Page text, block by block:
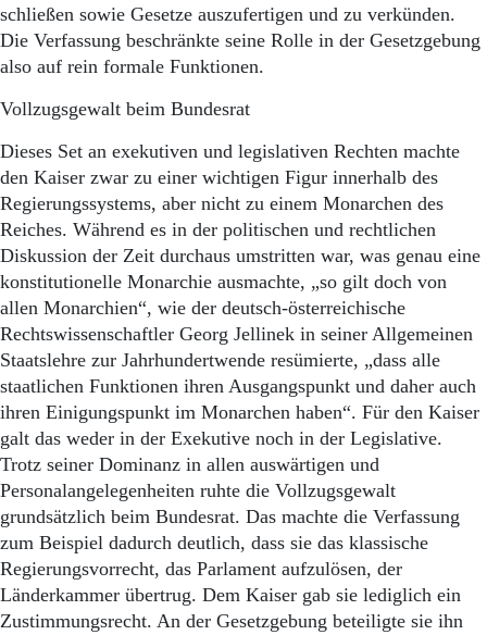
schließen sowie Gesetze auszufertigen und zu verkünden.
Die Verfassung beschränkte seine Rolle in der Gesetzgebung
also auf rein formale Funktionen.
Vollzugsgewalt beim Bundesrat
Dieses Set an exekutiven und legislativen Rechten machte
den Kaiser zwar zu einer wichtigen Figur innerhalb des
Regierungssystems, aber nicht zu einem Monarchen des
Reiches. Während es in der politischen und rechtlichen
Diskussion der Zeit durchaus umstritten war, was genau eine
konstitutionelle Monarchie ausmachte, „so gilt doch von
allen Monarchien“, wie der deutsch-österreichische
Rechtswissenschaftler Georg Jellinek in seiner Allgemeinen
Staatslehre zur Jahrhundertwende resümierte, „dass alle
staatlichen Funktionen ihren Ausgangspunkt und daher auch
ihren Einigungspunkt im Monarchen haben“. Für den Kaiser
galt das weder in der Exekutive noch in der Legislative.
Trotz seiner Dominanz in allen auswärtigen und
Personalangelegenheiten ruhte die Vollzugsgewalt
grundsätzlich beim Bundesrat. Das machte die Verfassung
zum Beispiel dadurch deutlich, dass sie das klassische
Regierungsvorrecht, das Parlament aufzulösen, der
Länderkammer übertrug. Dem Kaiser gab sie lediglich ein
Zustimmungsrecht. An der Gesetzgebung beteiligte sie ihn